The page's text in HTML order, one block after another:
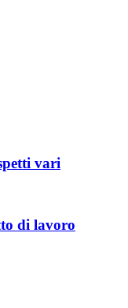
vari
di lavoro